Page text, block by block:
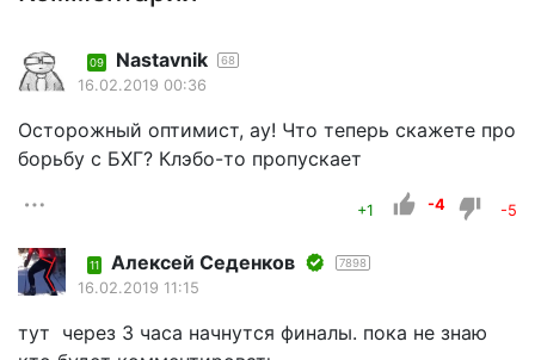
09 Nastavnik 68
16.02.2019 00:36
Осторожный оптимист, ау! Что теперь скажете про
борьбу с БХГ? Клэбо-то пропускает
+1 -4 -5
11 Алексей Седенков 7898
16.02.2019 11:15
тут через 3 часа начнутся финалы. пока не знаю